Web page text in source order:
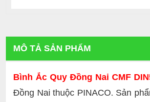
MÔ TẢ SẢN PHẨM
Bình Ắc Quy Đồng Nai CMF
Đồng Nai thuộc PINACO. Sản